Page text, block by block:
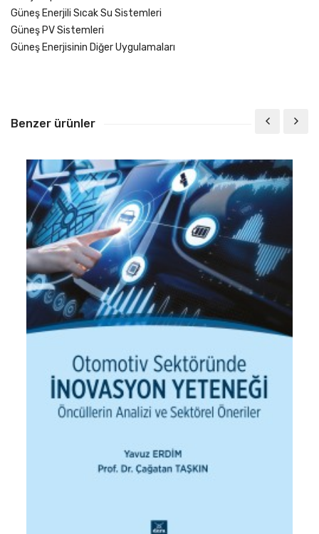
Güneş Enerjili Sıcak Su Sistemleri
Güneş PV Sistemleri
Güneş Enerjisinin Diğer Uygulamaları
Benzer ürünler